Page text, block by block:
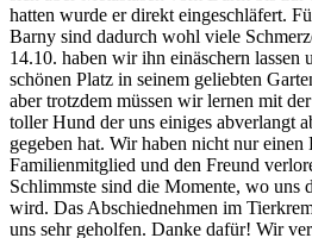
hatten wurde er direkt eingeschläfert.
Barny sind dadurch wohl viele
14.10. haben wir ihn einäschern lassen
schönen Platz in seinem geliebten
aber trotzdem müssen wir lernen mit
toller Hund der uns einiges abverlangt
gegeben hat. Wir haben nicht nur einen
Familienmitglied und den Freund
Schlimmste sind die Momente, wo uns
wird. Das Abschiednehmen im
uns sehr geholfen. Danke dafür! Wir